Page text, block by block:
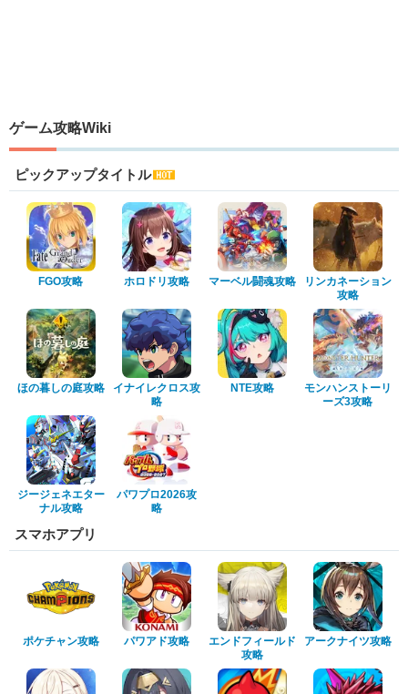
ゲーム攻略Wiki
ピックアップタイトル
FGO攻略 ホロドリ攻略 マーベル闘魂攻略
リンカネーション
攻略
ほの暮しの庭攻略
イナイレクロス攻
略
NTE攻略
モンハンストーリ
ーズ3攻略
ジージェネエター
ナル攻略
パワプロ2026攻
略
スマホアプリ
ポケチャン攻略 パワアド攻略
エンドフィールド
攻略
アークナイツ攻略